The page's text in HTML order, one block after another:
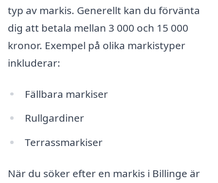
typ av markis. Generellt kan du förvänta
dig att betala mellan 3 000 och 15 000
kronor. Exempel på olika markistyper
inkluderar:
Fällbara markiser
Rullgardiner
Terrassmarkiser
När du söker efter en markis i Billinge är